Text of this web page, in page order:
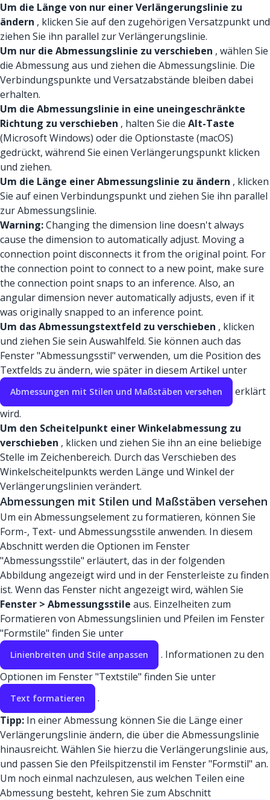
Um die Länge von nur einer Verlängerungslinie zu
ändern , klicken Sie auf den zugehörigen Versatzpunkt und
ziehen Sie ihn parallel zur Verlängerungslinie.
Um nur die Abmessungslinie zu verschieben , wählen Sie
die Abmessung aus und ziehen die Abmessungslinie. Die
Verbindungspunkte und Versatzabstände bleiben dabei
erhalten.
Um die Abmessungslinie in eine uneingeschränkte
Richtung zu verschieben , halten Sie die Alt-Taste
(Microsoft Windows) oder die Optionstaste (macOS)
gedrückt, während Sie einen Verlängerungspunkt klicken
und ziehen.
Um die Länge einer Abmessungslinie zu ändern , klicken
Sie auf einen Verbindungspunkt und ziehen Sie ihn parallel
zur Abmessungslinie.
Warning:Changing the dimension line doesn't always
cause the dimension to automatically adjust. Moving a
connection point disconnects it from the original point. For
the connection point to connect to a new point, make sure
the connection point snaps to an inference. Also, an
angular dimension never automatically adjusts, even if it
was originally snapped to an inference point.
Um das Abmessungstextfeld zu verschieben , klicken
und ziehen Sie sein Auswahlfeld. Sie können auch das
Fenster "Abmessungsstil" verwenden, um die Position des
Textfelds zu ändern, wie später in diesem Artikel unter
Abmessungen mit Stilen und Maßstäben versehen
erklärt
wird.
Um den Scheitelpunkt einer Winkelabmessung zu
verschieben , klicken und ziehen Sie ihn an eine beliebige
Stelle im Zeichenbereich. Durch das Verschieben des
Winkelscheitelpunkts werden Länge und Winkel der
Verlängerungslinien verändert.
Abmessungen mit Stilen und Maßstäben versehen
Um ein Abmessungselement zu formatieren, können Sie
Form-, Text- und Abmessungsstile anwenden. In diesem
Abschnitt werden die Optionen im Fenster
"Abmessungsstile" erläutert, das in der folgenden
Abbildung angezeigt wird und in der Fensterleiste zu finden
ist. Wenn das Fenster nicht angezeigt wird, wählen Sie
Fenster > Abmessungsstile aus. Einzelheiten zum
Formatieren von Abmessungslinien und Pfeilen im Fenster
"Formstile" finden Sie unter
Linienbreiten und Stile anpassen
. Informationen zu den
Optionen im Fenster "Textstile" finden Sie unter
Text formatieren
.
Tipp: In einer Abmessung können Sie die Länge einer
Verlängerungslinie ändern, die über die Abmessungslinie
hinausreicht. Wählen Sie hierzu die Verlängerungslinie aus,
und passen Sie den Pfeilspitzenstil im Fenster "Formstil" an.
Um noch einmal nachzulesen, aus welchen Teilen eine
Abmessung besteht, kehren Sie zum Abschnitt